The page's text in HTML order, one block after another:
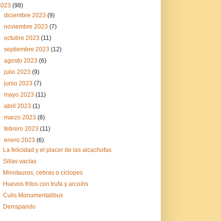
(98)
diciembre 2023(9)
noviembre 2023(7)
octubre 2023(11)
septiembre 2023(12)
agosto 2023(6)
julio 2023(9)
junio 2023(7)
mayo 2023(11)
abril 2023(1)
marzo 2023(8)
febrero 2023(11)
enero 2023(6)
La felicidad y el placer de las alcachofas
Sillas vacías
Minotauros, cebras o cíclopes
Huevos fritos con trufa y arcoíris
Culis Monumentalibus
Derrapando